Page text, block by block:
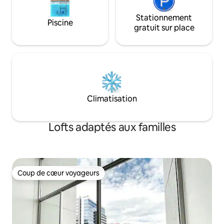
Piscine
Stationnement
gratuit sur place
Climatisation
Lofts adaptés aux familles
Coup de cœur voyageurs
Coup de cœur voyageurs